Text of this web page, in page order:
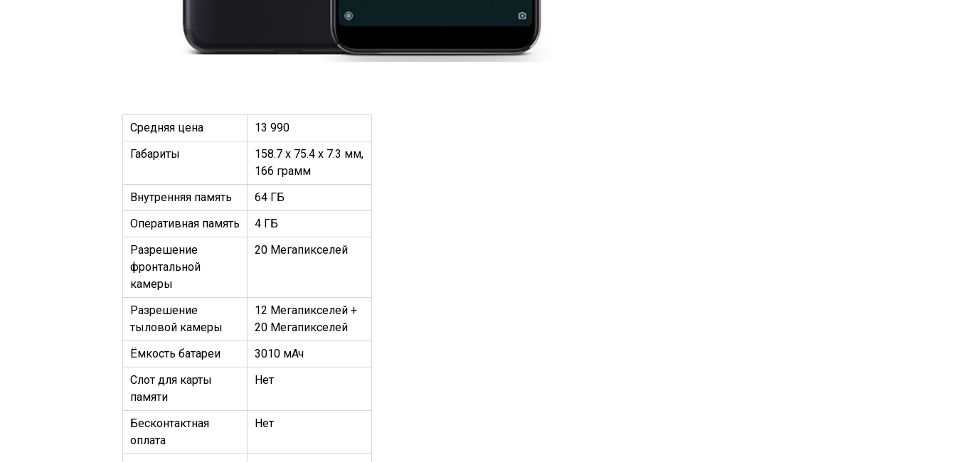
Средняя цена
13 990
Габариты
158.7 x 75.4 x 7.3 мм,
166 грамм
Внутренняя память
64 ГБ
Оперативная память
4 ГБ
Разрешение
фронтальной
камеры
20 Мегапикселей
Разрешение
тыловой камеры
12 Мегапикселей +
20 Мегапикселей
Ёмкость батареи
3010 мАч
Слот для карты
памяти
Нет
Бесконтактная
оплата
Нет